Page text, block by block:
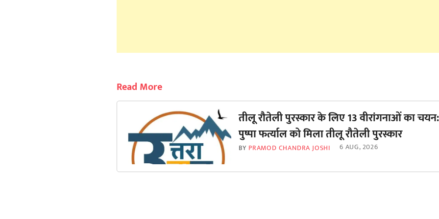
Read More
तीलू रौतेली पुरस्कार के लिए 13 वीरांगनाओं का
पुष्पा फर्त्याल को मिला तीलू रौतेली पुरस्कार
BY PRAMOD CHANDRA JOSHI 6 AUG, 2026